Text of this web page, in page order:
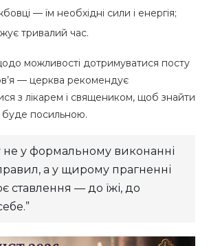
— їм необхідні сили і енергія;
тривалий час.
можливості дотримуватися посту
— церква рекомендує
з лікарем і священиком, щоб знайти
буде посильною.
не у формальному виконанні
а у щирому прагненні
ставлення — до їжі, до